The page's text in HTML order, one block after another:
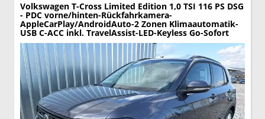
Volkswagen T-Cross Limited Edition 1,0 TSI 116 PS DSG
- PDC vorne/hinten-Rückfahrkamera-
AppleCarPlay/AndroidAuto-2 Zonen Klimaautomatik-
USB C-ACC inkl. TravelAssist-LED-Keyless Go-Sofort